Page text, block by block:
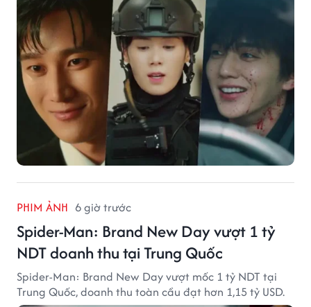
PHIM ẢNH 6 giờ trước
Spider-Man: Brand New Day vượt 1 tỷ
NDT doanh thu tại Trung Quốc
Spider-Man: Brand New Day vượt mốc 1 tỷ NDT tại
Trung Quốc, doanh thu toàn cầu đạt hơn 1,15 tỷ USD.